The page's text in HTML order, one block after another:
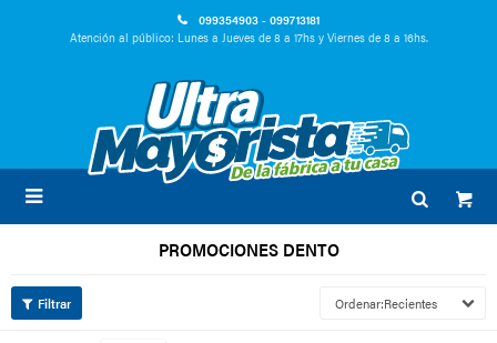
099354903 - 099713181
Atención al público: Lunes a Jueves de 8 a 17hs y Viernes de 8 a 16hs.

PROMOCIONES DENTO
Recientes